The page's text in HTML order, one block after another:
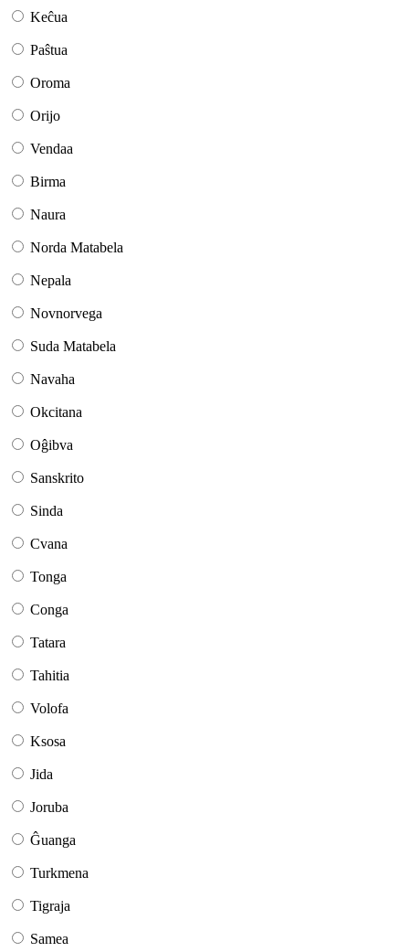
Keĉua
Paŝtua
Oroma
Orijo
Vendaa
Birma
Naura
Norda Matabela
Nepala
Novnorvega
Suda Matabela
Navaha
Okcitana
Oĝibva
Sanskrito
Sinda
Cvana
Tonga
Conga
Tatara
Tahitia
Volofa
Ksosa
Jida
Joruba
Ĝuanga
Turkmena
Tigraja
Samea